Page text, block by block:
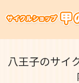
八王子のサイ